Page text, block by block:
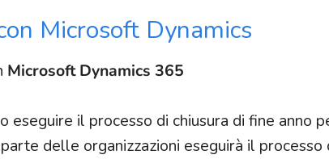
Microsoft Dynamics
Microsoft Dynamics 365
eseguire il processo di chiusura di fine anno
delle organizzazioni eseguirà il processo